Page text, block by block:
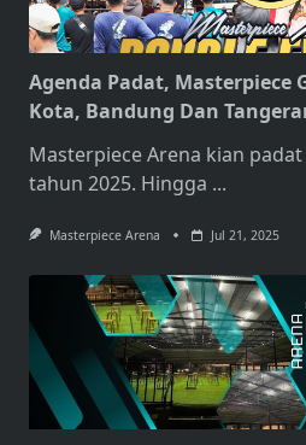
Agenda Padat, Masterpiece
Kota, Bandung Dan
Masterpiece Arena kian
tahun 2025. Hingga ...
Masterpiece Arena Jul 21, 2025